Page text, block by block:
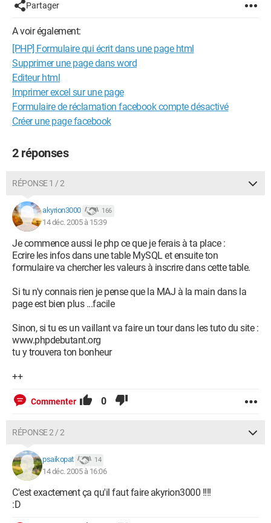
Partager
A voir également:
[PHP] Formulaire qui écrit dans une page html
Supprimer une page dans word
Editeur html
Imprimer excel sur une page
Formulaire de réclamation facebook compte désactivé
Créer une page facebook
2 réponses
RÉPONSE 1 / 2
akyrion3000 166
14 déc. 2005 à 15:39
Je commence aussi le php ce que je ferais à ta place :
Ecrire les infos dans une table MySQL et ensuite ton
formulaire va chercher les valeurs à inscrire dans cette table.
Si tu n'y connais rien je pense que la MAJ à la main dans la
page est bien plus ...facile
Sinon, si tu es un vaillant va faire un tour dans les tuto du site :
www.phpdebutant.org
tu y trouvera ton bonheur
++
Commenter 0
RÉPONSE 2 / 2
psaikopat 14
14 déc. 2005 à 16:06
C'est exactement ça qu'il faut faire akyrion3000 !!!!
:D